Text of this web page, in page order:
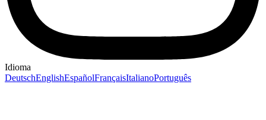
Idioma
DeutschEnglishEspañolFrançaisItalianoPortuguês